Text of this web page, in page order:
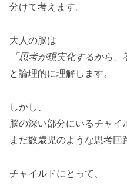
分けて考えます。
大人の脳は
「思考が現実化するから、
と論理的に理解します。
しかし、
脳の深い部分にいるチャイ
まだ数歳児のような思考回
チャイルドにとって、